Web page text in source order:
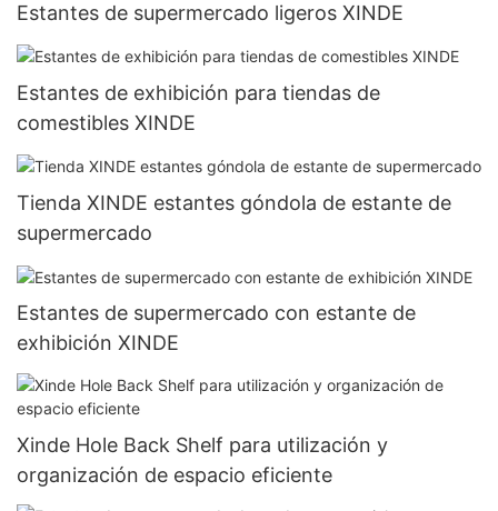
Estantes de supermercado ligeros XINDE
Estantes de exhibición para tiendas de
comestibles XINDE
Tienda XINDE estantes góndola de estante de
supermercado
Estantes de supermercado con estante de
exhibición XINDE
Xinde Hole Back Shelf para utilización y
organización de espacio eficiente